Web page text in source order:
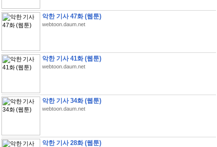
악한 기사 47화 (웹툰)
webtoon.daum.net
악한 기사 41화 (웹툰)
webtoon.daum.net
악한 기사 34화 (웹툰)
webtoon.daum.net
악한 기사 28화 (웹툰)